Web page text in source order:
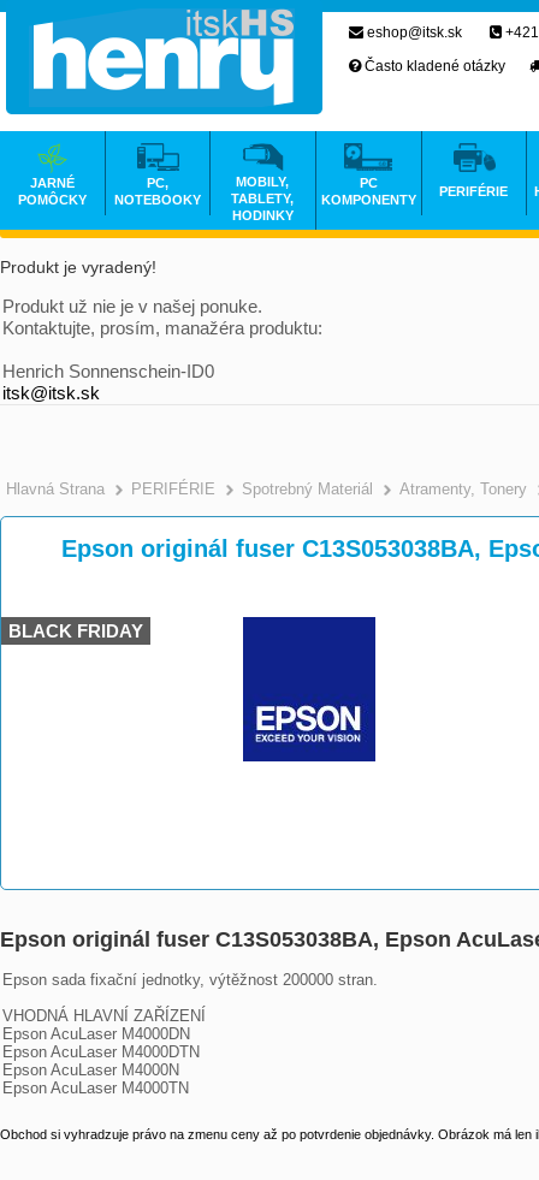
Produkt je vyradený!
Produkt už nie je v našej ponuke.
Kontaktujte, prosím, manažéra produktu:
Henrich Sonnenschein-ID0
itsk@itsk.sk
Hlavná Strana >
PERIFÉRIE >
Spotrebný Materiál >
Atramenty, Tonery
Epson originál fuser C13S053038BA,
BLACK FRIDAY
Epson originál fuser C13S053038BA, Epson
Epson sada fixační jednotky, výtěžnost 200000 stran.
VHODNÁ HLAVNÍ ZAŘÍZENÍ
Epson AcuLaser M4000DN
Epson AcuLaser M4000DTN
Epson AcuLaser M4000N
Epson AcuLaser M4000TN
Obchod si vyhradzuje právo na zmenu ceny až po potvrdenie objednávky. Obrázok má len
eshop@itsk.sk
Často kladené otázky
JARNÉ
POMÔCKY
PC,
NOTEBOOKY
MOBILY,
TABLETY,
HODINKY
PC
KOMPONENTY
PERIFÉRIE